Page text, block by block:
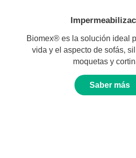
Biomex® es la solución ideal
vida y el aspecto de sofás,
moquetas y
Saber más